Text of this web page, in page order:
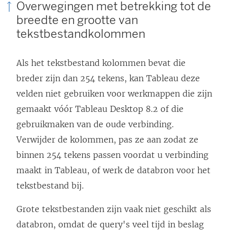
Overwegingen met betrekking tot de
breedte en grootte van
tekstbestandkolommen
Als het tekstbestand kolommen bevat die
breder zijn dan 254 tekens, kan Tableau deze
velden niet gebruiken voor werkmappen die zijn
gemaakt vóór Tableau Desktop 8.2 of die
gebruikmaken van de oude verbinding.
Verwijder de kolommen, pas ze aan zodat ze
binnen 254 tekens passen voordat u verbinding
maakt in Tableau, of werk de databron voor het
tekstbestand bij.
Grote tekstbestanden zijn vaak niet geschikt als
databron, omdat de query's veel tijd in beslag